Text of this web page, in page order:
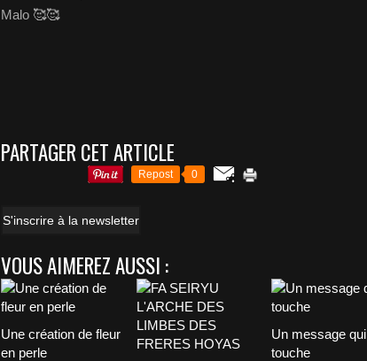
Malo 🥰🥰
PARTAGER CET ARTICLE
Repost 0
S'inscrire à la newsletter
VOUS AIMEREZ AUSSI :
Une création de fleur
en perle
Un message qui
touche